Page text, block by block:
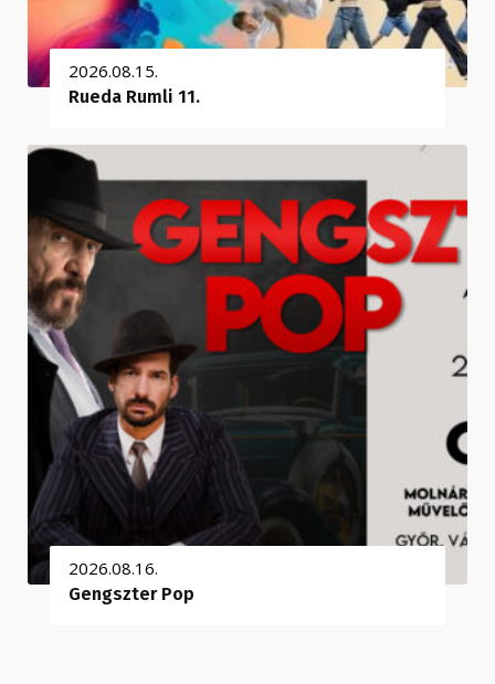
2026.08.15.
Rueda Rumli 11.
2026.08.16.
Gengszter Pop